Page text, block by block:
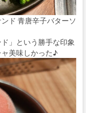
ド 青唐辛子バターソ
」という勝手な印象
美味しかった♪